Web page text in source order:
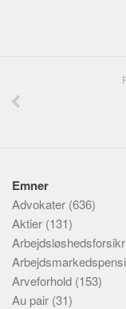
Emner
Advokater (636)
Aktier (131)
Arveforhold (153)
Au pair (31)